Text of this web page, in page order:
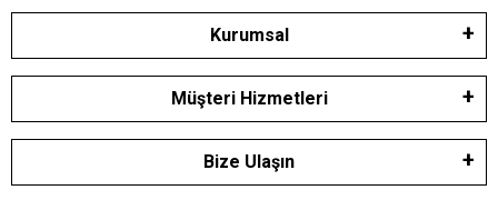
Kurumsal
Müşteri Hizmetleri
Bize Ulaşın